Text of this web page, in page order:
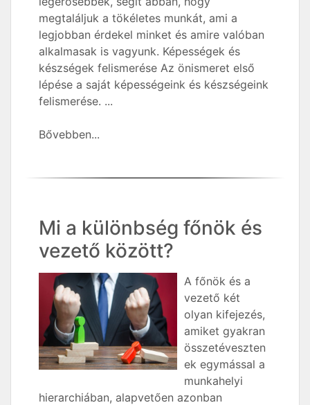
megtaláljuk a tökéletes munkát, ami a
legjobban érdekel minket és amire valóban
alkalmasak is vagyunk. Képességek és
készségek felismerése Az önismeret első
lépése a saját képességeink és készségeink
felismerése. ...
Bővebben...
Mi a különbség főnök és
vezető között?
A főnök és a
vezető két
olyan kifejezés,
amiket gyakran
összetéveszten
ek egymással a
munkahelyi
hierarchiában, alapvetően azonban